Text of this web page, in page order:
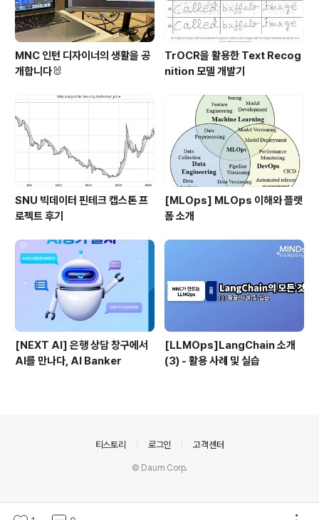
MNC 인턴 디자이너의 생활을 공
개합니다🐰
TrOCR을 활용한 Text Recog
nition 모델 개발기
SNU 빅데이터 핀테크 캡스톤 프
로젝트 후기
[MLOps] MLOps 이해와 플랫
폼 소개
[NEXT AI] 은행 상담 창구에서
AI를 만나다, AI Banker
[LLMOps]LangChain 소개
(3) - 활용 사례 및 실습
티스토리 로그인 고객센터
© Daum Corp.